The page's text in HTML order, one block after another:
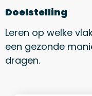
Doelstelling
Leren op welke
een gezonde
dragen.